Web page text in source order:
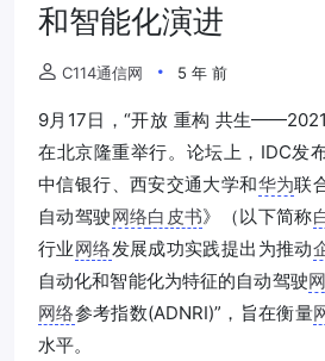
和智能化演进
C114通信网 5 年 前
9月17日，“开放 重构 共生
在北京隆重举行。论坛上，IDC发
中信银行、西安交通大学和华为联
自动驾驶网络白皮书》（以下简称
行业网络发展成功实践提出为推动
自动化和智能化为特征的自动驾驶
网络参考指数(ADNRI)”，旨在衡量
水平。